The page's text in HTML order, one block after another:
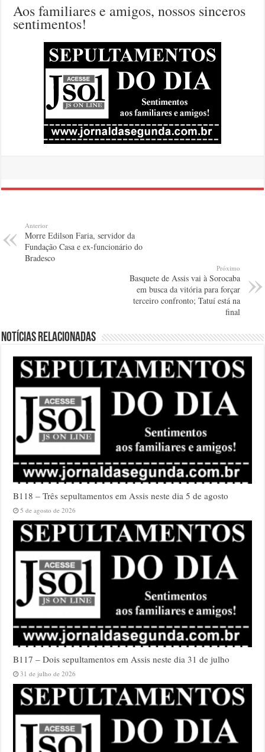
Aos familiares e amigos, nossos sinceros
sentimentos!
Anterior
Morre Edilson Faria, servidor da
Fundação Casa e ex-funcionário do
Bradesco
Próximo
Basquete de Assis vai à Sorocaba
em busca da vitória para forçar
terceiro confronto; Tatuí está na
final
Notícias relacionadas
B118 – Três sepultamentos em Assis neste dia 5 de agosto
5 de agosto de 2026
B117 – Dois sepultamentos em Assis neste dia 31 de julho
31 de julho de 2026